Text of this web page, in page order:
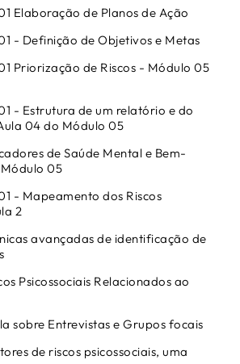
Elaboração de Planos de Ação
- Definição de Objetivos e Metas
Priorização de Riscos - Módulo 05
- Estrutura de um relatório e do
04 do Módulo 05
de Saúde Mental e Bem-
05
- Mapeamento dos Riscos
2
avançadas de identificação de
Psicossociais Relacionados ao
sobre Entrevistas e Grupos focais
de riscos psicossociais, uma